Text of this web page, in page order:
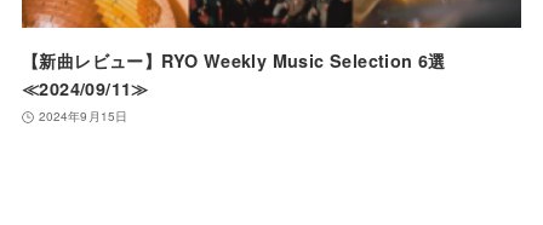
【新曲レビュー】RYO Weekly Music Selection 6選
≪2024/09/11≫
2024年9月15日